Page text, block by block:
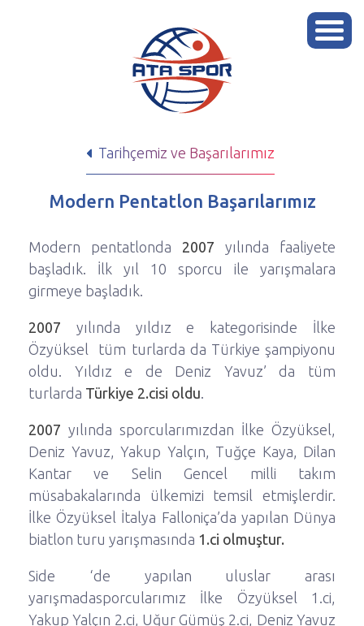
Tarihçemiz ve Başarılarımız
Modern Pentatlon Başarılarımız
Modern pentatlonda 2007 yılında faaliyete
başladık. İlk yıl 10 sporcu ile yarışmalara
girmeye başladık.
2007 yılında yıldız e kategorisinde İlke
Özyüksel tüm turlarda da Türkiye şampiyonu
oldu. Yıldız e de Deniz Yavuz’ da tüm
turlarda Türkiye 2.cisi oldu.
2007 yılında sporcularımızdan İlke Özyüksel,
Deniz Yavuz, Yakup Yalçın, Tuğçe Kaya, Dilan
Kantar ve Selin Gencel milli takım
müsabakalarında ülkemizi temsil etmişlerdir.
İlke Özyüksel İtalya Falloniça’da yapılan Dünya
biatlon turu yarışmasında 1.ci olmuştur.
Side ‘de yapılan uluslar arası
yarışmadasporcularımız İlke Özyüksel 1.ci,
Yakup Yalçın 2.ci, Uğur Gümüş 2.ci, Deniz Yavuz